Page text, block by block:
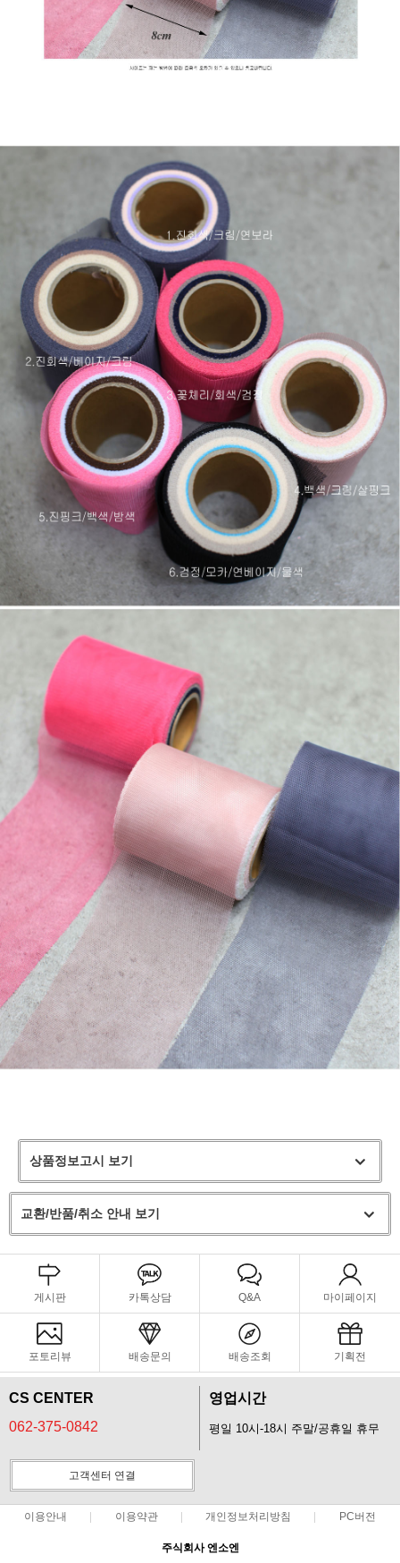
상품정보고시 보기
교환/반품/취소 안내 보기
게시판 카톡상담 Q&A 마이페이지
포토리뷰 배송문의 배송조회 기획전
CS CENTER
062-375-0842
영업시간
평일 10시-18시 주말/공휴일 휴무
고객센터 연결
이용안내 이용약관 개인정보처리방침 PC버전
주식회사 엔소엔